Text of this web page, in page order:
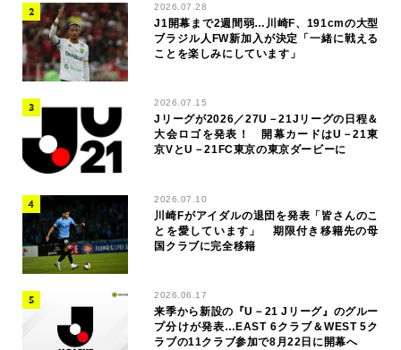
2026.07.28
J1開幕まで2週間弱…川崎F、191cmの大型
ブラジル人FW新加入が決定「一緒に戦える
ことを楽しみにしています」
2026.07.15
Jリーグが2026／27U－21Jリーグの日程＆
大会ロゴを発表！ 開幕カードはU－21東
京VとU－21FC東京の東京ダービーに
2026.07.10
川崎Fがアイダルの退団を発表「皆さんのこ
とを愛しています」 期限付き移籍先の母
国クラブに完全移籍
2026.06.17
来季から新設の『U－21 Jリーグ』のグルー
プ分けが発表…EAST 6クラブ＆WEST 5ク
ラブの11クラブ参加で8月22日に開幕へ